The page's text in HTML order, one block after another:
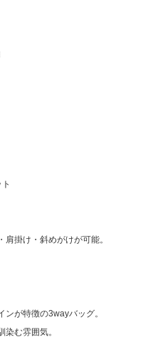
掛け・斜めがけが可能。
が特徴の3wayバッグ。
む雰囲気。